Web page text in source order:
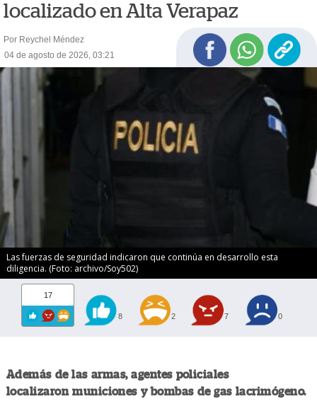
localizado en Alta Verapaz
Por Reychel Méndez
04 de agosto de 2026, 03:21
Las fuerzas de seguridad indicaron que continúa en desarrollo esta
diligencia. (Foto: archivo/Soy502)
17
8 2 7 0
Además de las armas, agentes policiales
localizaron municiones y bombas de gas lacrimógeno.